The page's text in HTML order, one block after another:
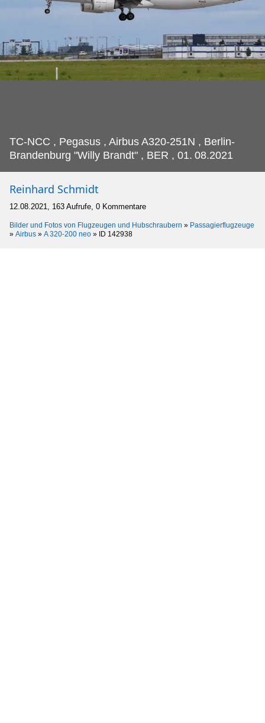
TC-NCC , Pegasus , Airbus A320-251N , Berlin-
Brandenburg "Willy Brandt" , BER , 01. 08.2021
Reinhard Schmidt
12.08.2021, 163 Aufrufe, 0 Kommentare
Bilder und Fotos von Flugzeugen und Hubschraubern » Passagierflugzeuge
» Airbus » A 320-200 neo » ID 142938